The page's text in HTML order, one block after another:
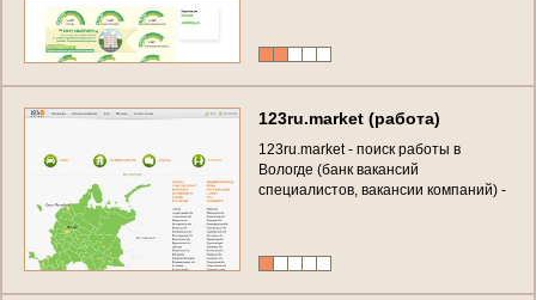
123ru.market (работа)
123ru.market - поиск работы в
Вологде (банк вакансий
специалистов, вакансии компаний) -